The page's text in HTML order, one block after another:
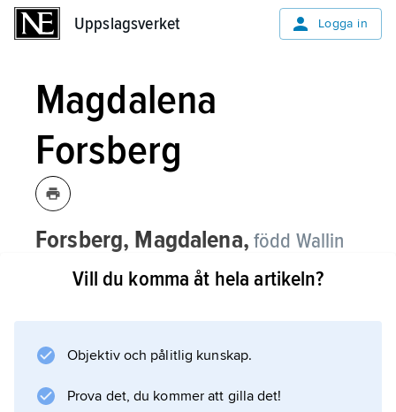
Uppslagsverket Logga in
Magdalena
Forsberg
Forsberg, Magdalena, född Wallin
1967, skidskytt.
samt masstart 2001) och blev därmed den då
historien. Hon har dessutom ett silver och fem
Vill du komma åt hela artikeln?
Objektiv och pålitlig kunskap.
Prova det, du kommer att gilla det!